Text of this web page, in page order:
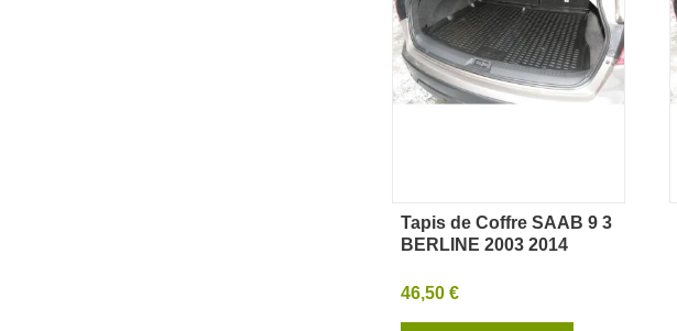
Aperçu rapide
Tapis de Coffre SAAB 9 3
BERLINE 2003 2014
46,50 €